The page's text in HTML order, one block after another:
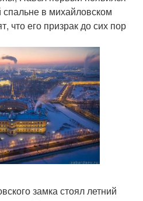
спальне в михайловском
что его призрак до сих пор
замка стоял летний